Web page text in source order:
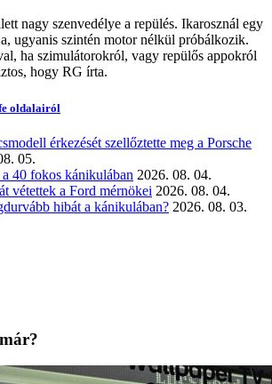
nagy szenvedélye a repülés. Ikarosznál egy
ugyanis szintén motor nélkül próbálkozik.
ha szimulátorokról, vagy repülős appokról
hogy RG írta.
oldalairól
érkezését szellőztette meg a Porsche
05.
40 fokos kánikulában 2026. 08. 04.
vétettek a Ford mérnökei 2026. 08. 04.
hibát a kánikulában? 2026. 08. 03.